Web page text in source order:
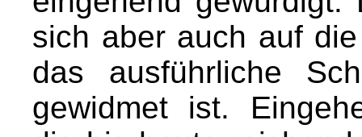
sich aber auch auf
das ausführliche
gewidmet ist.